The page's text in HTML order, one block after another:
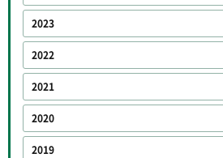
2023
2022
2021
2020
2019